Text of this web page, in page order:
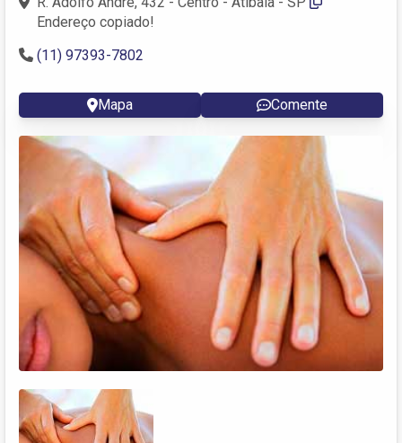
Endereço copiado!
(11) 97393-7802
Mapa Comente